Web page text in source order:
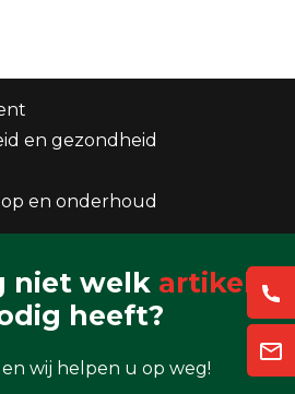
en gezondheid
en onderhoud
niet welk artikel
heeft?
wij helpen u op weg!